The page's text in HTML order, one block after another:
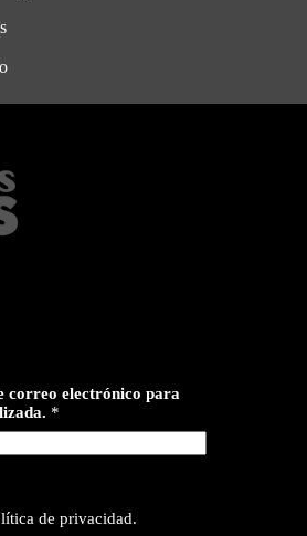
correo electrónico para
*
de privacidad.